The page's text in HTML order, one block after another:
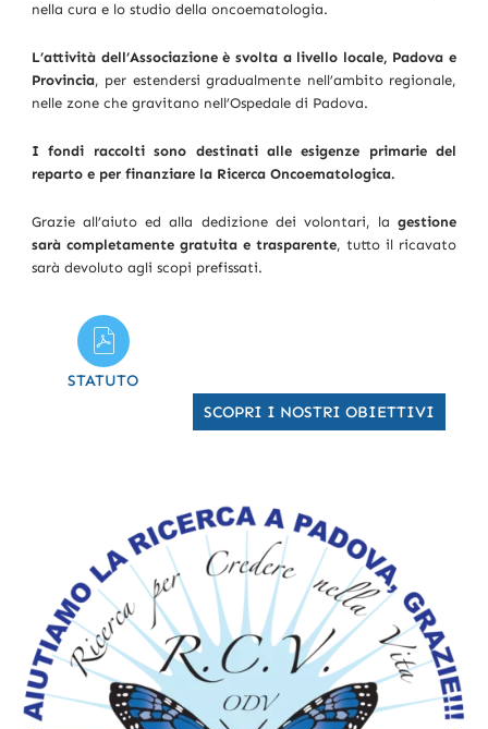
nella cura e lo studio della oncoematologia.
L’attività dell’Associazione è svolta a livello locale, Padova e
Provincia, per estendersi gradualmente nell’ambito regionale,
nelle zone che gravitano nell’Ospedale di Padova.
I fondi raccolti sono destinati alle esigenze primarie del
reparto e per finanziare la Ricerca Oncoematologica.
Grazie all’aiuto ed alla dedizione dei volontari, la gestione
sarà completamente gratuita e trasparente, tutto il ricavato
sarà devoluto agli scopi prefissati.
STATUTO
SCOPRI I NOSTRI OBIETTIVI